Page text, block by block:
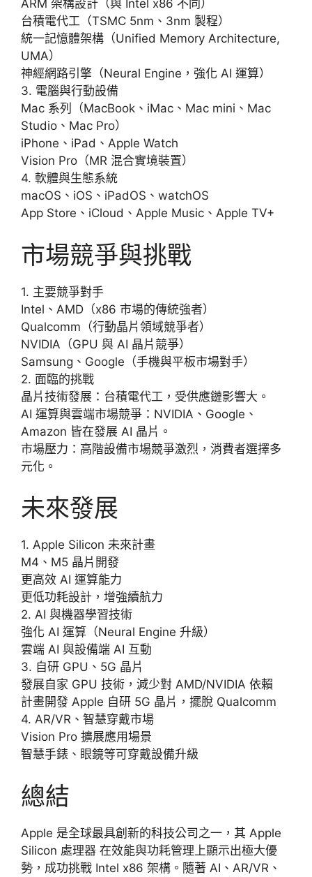
ARM 架構設計（與 Intel x86 不同）
台積電代工（TSMC 5nm、3nm 製程）
統一記憶體架構（Unified Memory Architecture,
UMA）
神經網路引擎（Neural Engine，強化 AI 運算）
3. 電腦與行動設備
Mac 系列（MacBook、iMac、Mac mini、Mac
Studio、Mac Pro）
iPhone、iPad、Apple Watch
Vision Pro（MR 混合實境裝置）
4. 軟體與生態系統
macOS、iOS、iPadOS、watchOS
App Store、iCloud、Apple Music、Apple TV+
市場競爭與挑戰
1. 主要競爭對手
Intel、AMD（x86 市場的傳統強者）
Qualcomm（行動晶片領域競爭者）
NVIDIA（GPU 與 AI 晶片競爭）
Samsung、Google（手機與平板市場對手）
2. 面臨的挑戰
晶片技術發展：台積電代工，受供應鏈影響大。
AI 運算與雲端市場競爭：NVIDIA、Google、
Amazon 皆在發展 AI 晶片。
市場壓力：高階設備市場競爭激烈，消費者選擇多
元化。
未來發展
1. Apple Silicon 未來計畫
M4、M5 晶片開發
更高效 AI 運算能力
更低功耗設計，增強續航力
2. AI 與機器學習技術
強化 AI 運算（Neural Engine 升級）
雲端 AI 與設備端 AI 互動
3. 自研 GPU、5G 晶片
發展自家 GPU 技術，減少對 AMD/NVIDIA 依賴
計畫開發 Apple 自研 5G 晶片，擺脫 Qualcomm
4. AR/VR、智慧穿戴市場
Vision Pro 擴展應用場景
智慧手錶、眼鏡等可穿戴設備升級
總結
Apple 是全球最具創新的科技公司之一，其 Apple
Silicon 處理器 在效能與功耗管理上顯示出極大優
勢，成功挑戰 Intel x86 架構。隨著 AI、AR/VR、